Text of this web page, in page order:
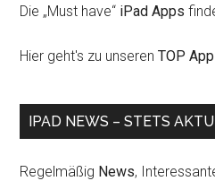
Die „Must have“ iPad Apps
Hier geht's zu unserenTOP
IPAD NEWS – STETS
Regelmäßig News,